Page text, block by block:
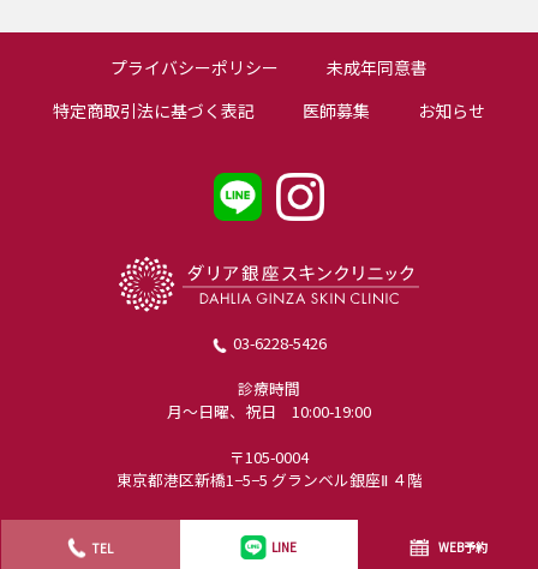
プライバシーポリシー
未成年同意書
特定商取引法に基づく表記
医師募集 お知らせ
03-6228-5426
診療時間
月〜日曜、祝日 10:00-19:00
〒105-0004
東京都港区新橋1−5−5 グランベル銀座Ⅱ ４階
TEL LINE WEB予約